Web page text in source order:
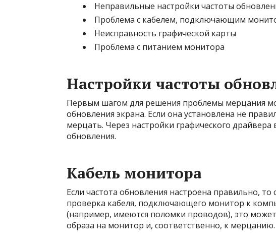
Неправильные настройки частоты
Проблема с кабелем, подключающим
Неисправность графической карты
Проблема с питанием монитора
Настройки частоты
Первым шагом для решения проблемы мерцания
обновления экрана. Если она установлена не
мерцать. Через настройки графического
обновления.
Кабель монитора
Если частота обновления настроена правильно,
проверка кабеля, подключающего монитор к
(например, имеются поломки проводов), это
образа на монитор и, соответственно, к мерцанию.